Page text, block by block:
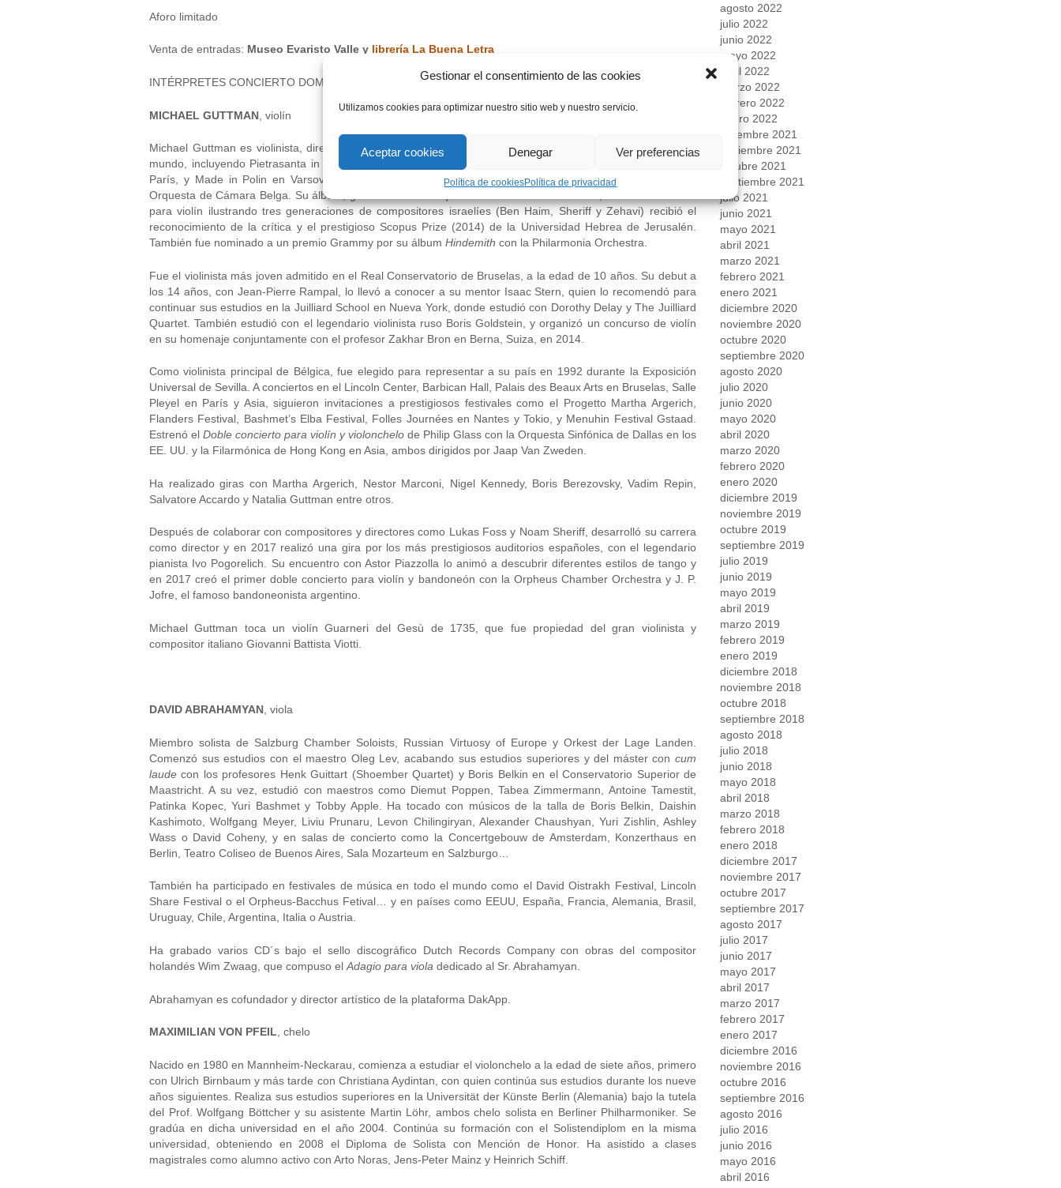
Gestionar el consentimiento de las cookies
Utilizamos cookies para optimizar nuestro sitio web y nuestro servicio.
Aceptar cookies Denegar Ver preferencias
Política de cookiesPolítica de privacidad
Aforo limitado
Venta de entradas: Museo Evaristo Valle y librería La Buena Letra
INTÉRPRETES CONCIERTO DOMINGO 25:
MICHAEL GUTTMAN , violín
Michael Guttman es violinista, director de orquesta y director musical de importantes festivales por todo el
mundo, incluyendo Pietrasanta in Concerto, Crans Montana Classics en Suiza, Le Printemps du Violon en
París, y Made in Polin en Varsovia. También es director musical de la Sinfónica del Valle de Napa y la
Orquesta de Cámara Belga. Su álbum, grabado con la Orquesta Filarmónica de Londres, de tres conciertos
para violín ilustrando tres generaciones de compositores israelíes (Ben Haim, Sheriff y Zehavi) recibió el
reconocimiento de la crítica y el prestigioso Scopus Prize (2014) de la Universidad Hebrea de Jerusalén.
También fue nominado a un premio Grammy por su álbum Hindemith con la Philarmonia Orchestra.
Fue el violinista más joven admitido en el Real Conservatorio de Bruselas, a la edad de 10 años. Su debut a
los 14 años, con Jean-Pierre Rampal, lo llevó a conocer a su mentor Isaac Stern, quien lo recomendó para
continuar sus estudios en la Juilliard School en Nueva York, donde estudió con Dorothy Delay y The Juilliard
Quartet. También estudió con el legendario violinista ruso Boris Goldstein, y organizó un concurso de violín
en su homenaje conjuntamente con el profesor Zakhar Bron en Berna, Suiza, en 2014.
Como violinista principal de Bélgica, fue elegido para representar a su país en 1992 durante la Exposición
Universal de Sevilla. A conciertos en el Lincoln Center, Barbican Hall, Palais des Beaux Arts en Bruselas, Salle
Pleyel en París y Asia, siguieron invitaciones a prestigiosos festivales como el Progetto Martha Argerich,
Flanders Festival, Bashmet’s Elba Festival, Folles Journées en Nantes y Tokio, y Menuhin Festival Gstaad.
Estrenó el Doble concierto para violín y violonchelo de Philip Glass con la Orquesta Sinfónica de Dallas en los
EE. UU. y la Filarmónica de Hong Kong en Asia, ambos dirigidos por Jaap Van Zweden.
Ha realizado giras con Martha Argerich, Nestor Marconi, Nigel Kennedy, Boris Berezovsky, Vadim Repin,
Salvatore Accardo y Natalia Guttman entre otros.
Después de colaborar con compositores y directores como Lukas Foss y Noam Sheriff, desarrolló su carrera
como director y en 2017 realizó una gira por los más prestigiosos auditorios españoles, con el legendario
pianista Ivo Pogorelich. Su encuentro con Astor Piazzolla lo animó a descubrir diferentes estilos de tango y
en 2017 creó el primer doble concierto para violín y bandoneón con la Orpheus Chamber Orchestra y J. P.
Jofre, el famoso bandoneonista argentino.
Michael Guttman toca un violín Guarneri del Gesù de 1735, que fue propiedad del gran violinista y
compositor italiano Giovanni Battista Viotti.
DAVID ABRAHAMYAN, viola
Miembro solista de Salzburg Chamber Soloists, Russian Virtuosy of Europe y Orkest der Lage Landen.
Comenzó sus estudios con el maestro Oleg Lev, acabando sus estudios superiores y del máster con cum
laude con los profesores Henk Guittart (Shoember Quartet) y Boris Belkin en el Conservatorio Superior de
Maastricht. A su vez, estudió con maestros como Diemut Poppen, Tabea Zimmermann, Antoine Tamestit,
Patinka Kopec, Yuri Bashmet y Tobby Apple. Ha tocado con músicos de la talla de Boris Belkin, Daishin
Kashimoto, Wolfgang Meyer, Liviu Prunaru, Levon Chilingiryan, Alexander Chaushyan, Yuri Zishlin, Ashley
Wass o David Coheny, y en salas de concierto como la Concertgebouw de Amsterdam, Konzerthaus en
Berlin, Teatro Coliseo de Buenos Aires, Sala Mozarteum en Salzburgo…
También ha participado en festivales de música en todo el mundo como el David Oistrakh Festival, Lincoln
Share Festival o el Orpheus-Bacchus Fetival… y en países como EEUU, España, Francia, Alemania, Brasil,
Uruguay, Chile, Argentina, Italia o Austria.
Ha grabado varios CD´s bajo el sello discográfico Dutch Records Company con obras del compositor
holandés Wim Zwaag, que compuso el Adagio para viola dedicado al Sr. Abrahamyan.
Abrahamyan es cofundador y director artístico de la plataforma DakApp.
MAXIMILIAN VON PFEIL, chelo
Nacido en 1980 en Mannheim-Neckarau, comienza a estudiar el violonchelo a la edad de siete años, primero
con Ulrich Birnbaum y más tarde con Christiana Aydintan, con quien continúa sus estudios durante los nueve
años siguientes. Realiza sus estudios superiores en la Universität der Künste Berlin (Alemania) bajo la tutela
del Prof. Wolfgang Böttcher y su asistente Martin Löhr, ambos chelo solista en Berliner Philharmoniker. Se
gradúa en dicha universidad en el año 2004. Continúa su formación con el Solistendiplom en la misma
universidad, obteniendo en 2008 el Diploma de Solista con Mención de Honor. Ha asistido a clases
magistrales como alumno activo con Arto Noras, Jens-Peter Mainz y Heinrich Schiff.
agosto 2022
julio 2022
junio 2022
mayo 2022
abril 2022
marzo 2022
febrero 2022
enero 2022
diciembre 2021
noviembre 2021
octubre 2021
septiembre 2021
julio 2021
junio 2021
mayo 2021
abril 2021
marzo 2021
febrero 2021
enero 2021
diciembre 2020
noviembre 2020
octubre 2020
septiembre 2020
agosto 2020
julio 2020
junio 2020
mayo 2020
abril 2020
marzo 2020
febrero 2020
enero 2020
diciembre 2019
noviembre 2019
octubre 2019
septiembre 2019
julio 2019
junio 2019
mayo 2019
abril 2019
marzo 2019
febrero 2019
enero 2019
diciembre 2018
noviembre 2018
octubre 2018
septiembre 2018
agosto 2018
julio 2018
junio 2018
mayo 2018
abril 2018
marzo 2018
febrero 2018
enero 2018
diciembre 2017
noviembre 2017
octubre 2017
septiembre 2017
agosto 2017
julio 2017
junio 2017
mayo 2017
abril 2017
marzo 2017
febrero 2017
enero 2017
diciembre 2016
noviembre 2016
octubre 2016
septiembre 2016
agosto 2016
julio 2016
junio 2016
mayo 2016
abril 2016